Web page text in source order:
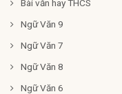
Bài văn hay THCS
Ngữ Văn 9
Ngữ Văn 7
Ngữ Văn 8
Ngữ Văn 6